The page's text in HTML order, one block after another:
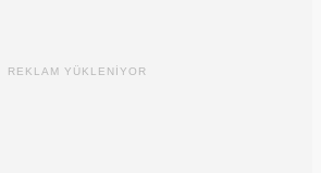
REKLAM YÜKLENİYOR